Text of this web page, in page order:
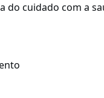
do cuidado com a